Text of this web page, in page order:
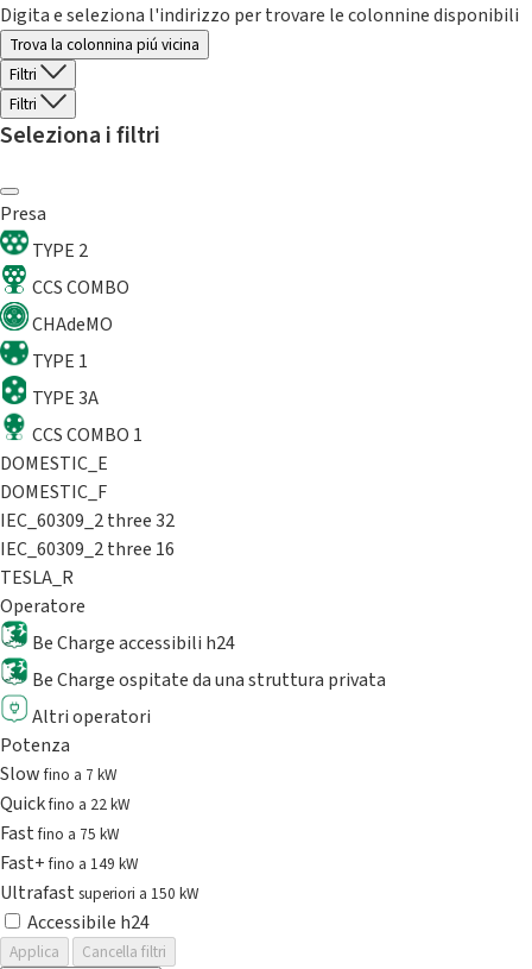
Digita e seleziona l'indirizzo per trovare le colonnine disponibili
Trova la colonnina piú vicina
Filtri
Filtri
Seleziona i filtri
Presa
TYPE 2
CCS COMBO
CHAdeMO
TYPE 1
TYPE 3A
CCS COMBO 1
DOMESTIC_E
DOMESTIC_F
IEC_60309_2 three 32
IEC_60309_2 three 16
TESLA_R
Operatore
Be Charge accessibili h24
Be Charge ospitate da una struttura privata
Altri operatori
Potenza
Slowfino a 7 kW
Quickfino a 22 kW
Fastfino a 75 kW
Fast+fino a 149 kW
Ultrafast superiori a 150 kW
Accessibile h24
Applica
Cancella filtri